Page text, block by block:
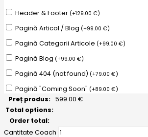
Header & Footer (+129.00 €)
Pagină Articol / Blog (+99.00 €)
Pagină Categorii Articole (+99.00 €)
Pagină Blog (+99.00 €)
Pagină 404 (not found) (+79.00 €)
Pagină "Coming Soon" (+89.00 €)
Preț produs: 599.00 €
Total options:
Order total:
Cantitate Coach